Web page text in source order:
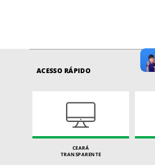
ACESSO RÁPIDO
CEARÁ
TRANSPARENTE